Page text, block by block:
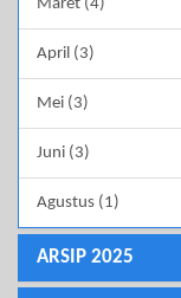
Maret (4)
April (3)
Mei (3)
Juni (3)
Agustus (1)
ARSIP 2025